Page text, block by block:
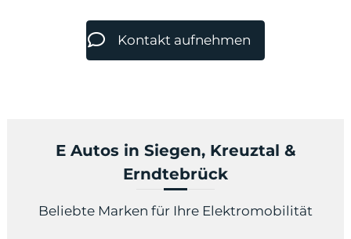
Kontakt aufnehmen
E Autos in Siegen, Kreuztal &
Erndtebrück
Beliebte Marken für Ihre Elektromobilität